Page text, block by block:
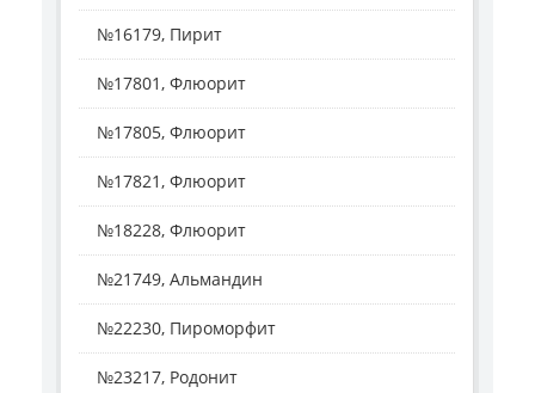
№16179, Пирит
№17801, Флюорит
№17805, Флюорит
№17821, Флюорит
№18228, Флюорит
№21749, Альмандин
№22230, Пироморфит
№23217, Родонит